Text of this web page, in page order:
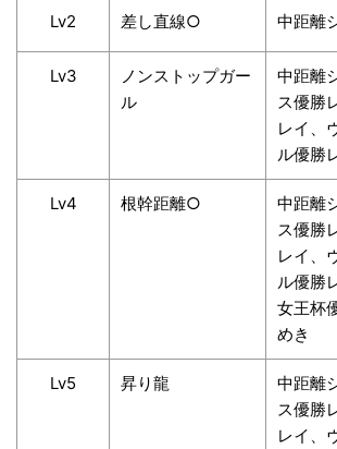
Lv2 差し直線○ 中距離
Lv3
ノンストップガー
ル
中距離
ス優勝
レイ、
ル優勝
Lv4 根幹距離○
中距離
ス優勝
レイ、
ル優勝
女王杯
めき
Lv5 昇り龍
中距離
ス優勝
レイ、